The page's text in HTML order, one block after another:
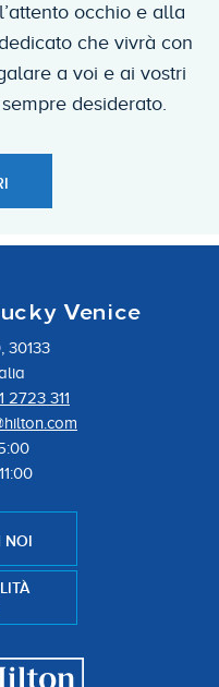
occhio e alla
che vivrà con
a voi e ai vostri
desiderato.
Venice
30133
2723 311
NOI